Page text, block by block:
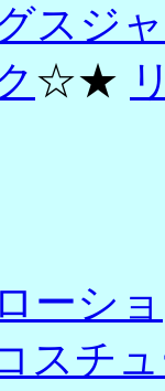
スジ
☆★
ローショ
スチ